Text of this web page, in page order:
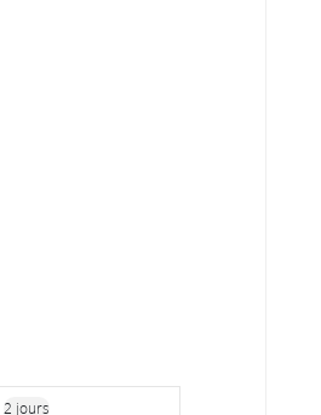
2 jours